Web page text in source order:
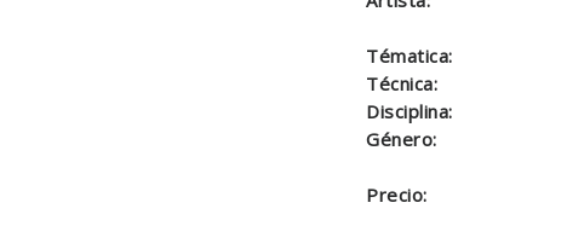
Tématica:
Técnica:
Disciplina:
Género:
Precio: